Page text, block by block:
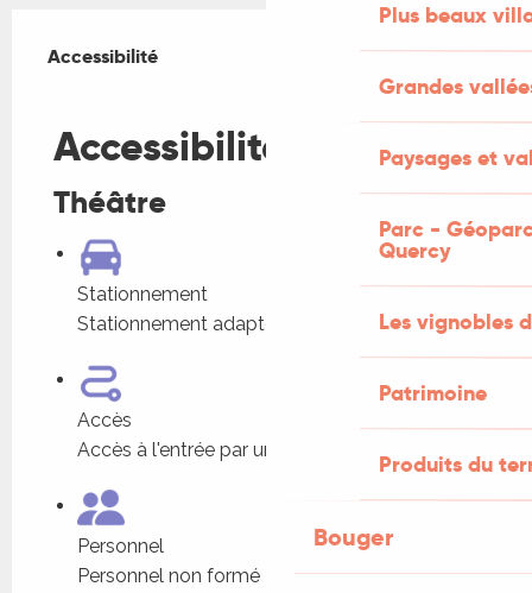
Plus beaux
Grandes
Paysages et
Parc -
Quercy
Les vignobles
Patrimoine
Produits du
Bouger
Accessibilité
Accessibilité
Accessibilité
Théâtre
Stationnement
Stationnement adapté à proximité
Accès
Accès à l'entrée par une rampe
Personnel
Personnel non formé